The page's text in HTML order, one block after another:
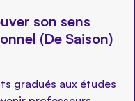
son sens
(De Saison)
gradués aux études